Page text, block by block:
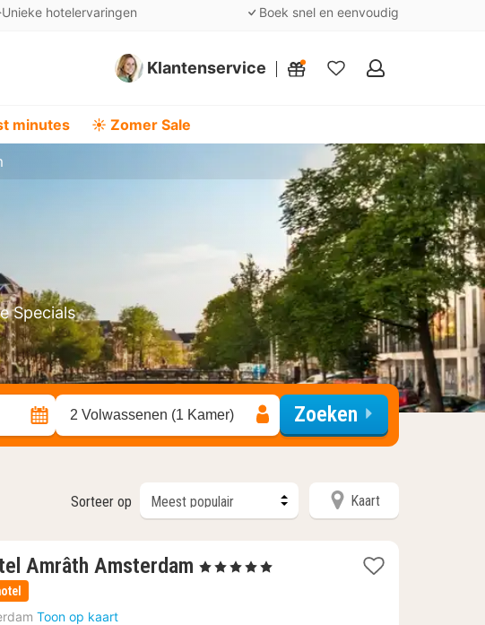
Unieke hotelervaringen Boek snel en eenvoudig
Klantenservice
Mijn
minutes ☀️ Zomer Sale
Specials
2 Volwassenen (1 Kamer) Zoeken
Sorteer op Kaart
Amrâth Amsterdam 1
, 5 Sterren
Toon op kaart